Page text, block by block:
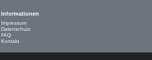
Informationen
Impressum
Datenschutz
FAQ
Kontakt